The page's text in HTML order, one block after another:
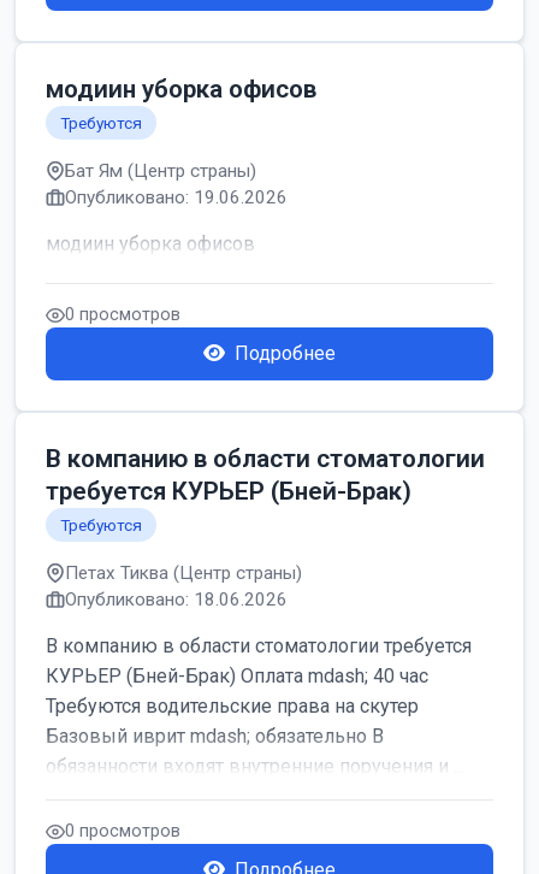
модиин уборка офисов
Требуются
Бат Ям (Центр страны)
Опубликовано: 19.06.2026
модиин уборка офисов
0 просмотров
Подробнее
В компанию в области стоматологии
требуется КУРЬЕР (Бней-Брак)
Требуются
Петах Тиква (Центр страны)
Опубликовано: 18.06.2026
В компанию в области стоматологии требуется
КУРЬЕР (Бней-Брак) Оплата mdash; 40 час
Требуются водительские права на скутер
Базовый иврит mdash; обязательно В
обязанности входят внутренние поручения и ...
0 просмотров